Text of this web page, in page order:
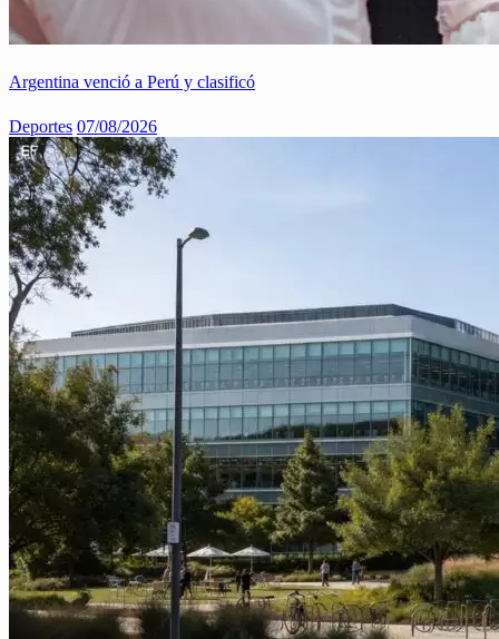
Argentina venció a Perú y clasificó
Deportes 07/08/2026